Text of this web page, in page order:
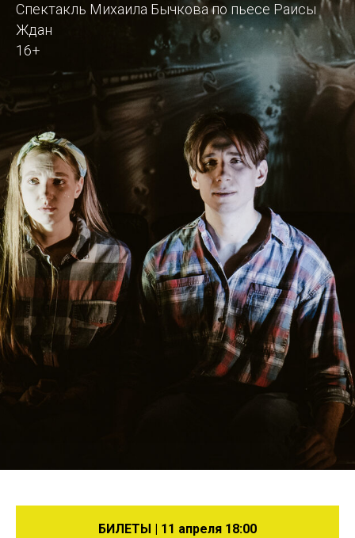
Спектакль Михаила Бычкова по пьесе Раисы
Ждан
16+
БИЛЕТЫ | 11 апреля 18:00